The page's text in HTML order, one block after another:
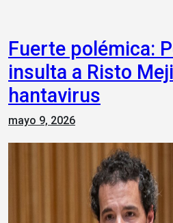
Fuerte polémica:
insulta a Risto
hantavirus
mayo 9, 2026